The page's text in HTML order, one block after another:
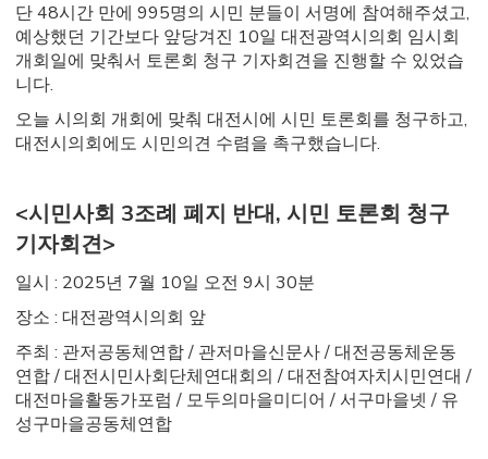
단 48시간 만에 995명의 시민 분들이 서명에 참여해주셨고,
예상했던 기간보다 앞당겨진 10일 대전광역시의회 임시회
개회일에 맞춰서 토론회 청구 기자회견을 진행할 수 있었습
니다.
오늘 시의회 개회에 맞춰 대전시에 시민 토론회를 청구하고,
대전시의회에도 시민의견 수렴을 촉구했습니다.
<시민사회 3조례 폐지 반대, 시민 토론회 청구
기자회견>
일시 : 2025년 7월 10일 오전 9시 30분
장소 : 대전광역시의회 앞
주최 : 관저공동체연합 / 관저마을신문사 / 대전공동체운동
연합 / 대전시민사회단체연대회의 / 대전참여자치시민연대 /
대전마을활동가포럼 / 모두의마을미디어 / 서구마을넷 / 유
성구마을공동체연합